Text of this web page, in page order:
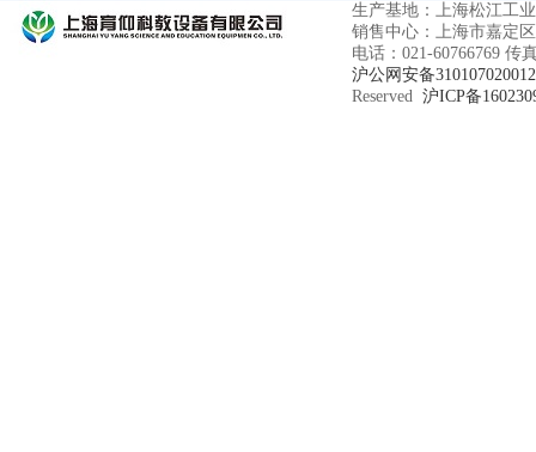
生产基地：上海松江工
销售中心：上海市嘉定
电话：021-60766769 传
沪公网安备
Reserved 沪ICP备